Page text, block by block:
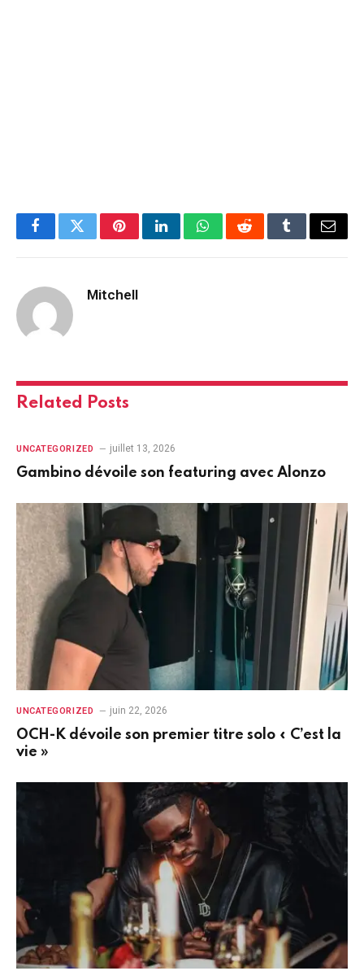
FacebookTwitterPinterestLinkedInWhatsAppRedditTumblrEmail
Mitchell
Related Posts
UNCATEGORIZED juillet 13, 2026
Gambino dévoile son featuring avec Alonzo
UNCATEGORIZED juin 22, 2026
OCH-K dévoile son premier titre solo « C’est la
vie »